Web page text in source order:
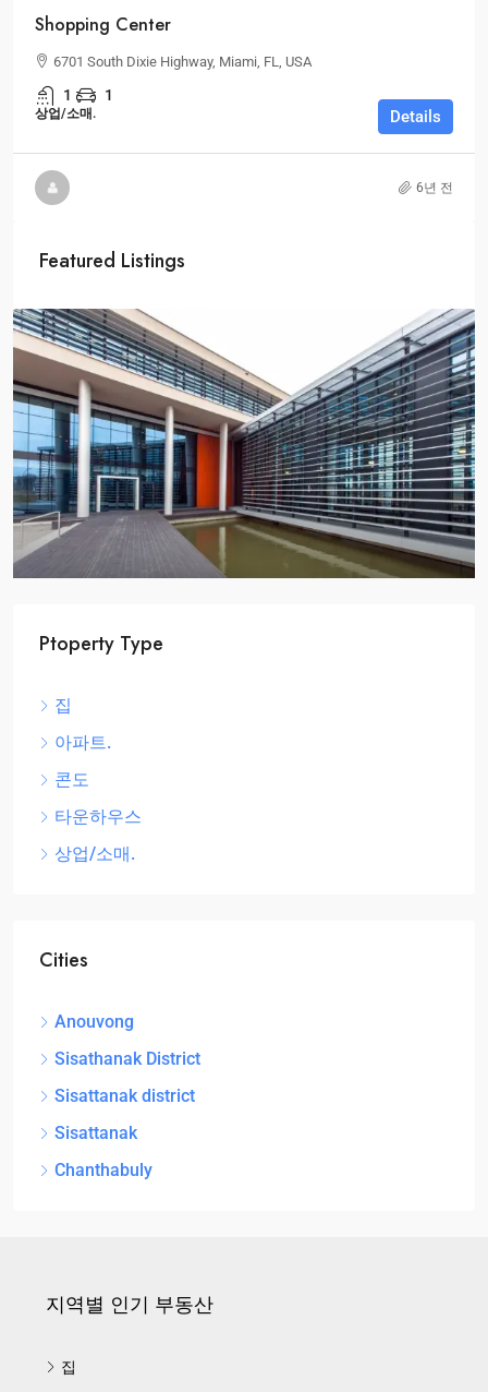
Shopping Center
6701 South Dixie Highway, Miami, FL, USA
1 1
상업/소매. Details
6년 전
Featured Listings
$2,590,000
$3,500/sq ft
Home Theater
905 Brickell Bay Dr, Miami, FL 33131, USA
상점/연속 주택
Ptoperty Type
집
아파트.
콘도
타운하우스
상업/소매.
Cities
Anouvong
Sisathanak District
Sisattanak district
Sisattanak
Chanthabuly
지역별 인기 부동산
집